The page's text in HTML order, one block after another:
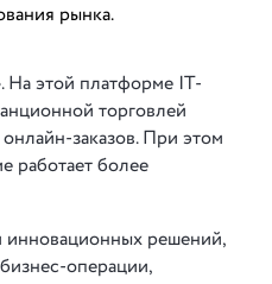
рынка.
На этой платформе IТ-
торговлей
заказов. При этом
работает более
инновационных решений,
операции,